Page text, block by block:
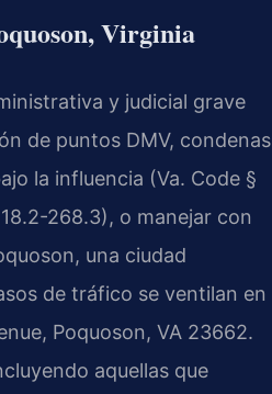
Virginia
y judicial grave
de puntos DMV, condenas
la influencia (Va. Code §
268.3), o manejar con
una ciudad
de tráfico se ventilan en
Poquoson, VA 23662.
aquellas que